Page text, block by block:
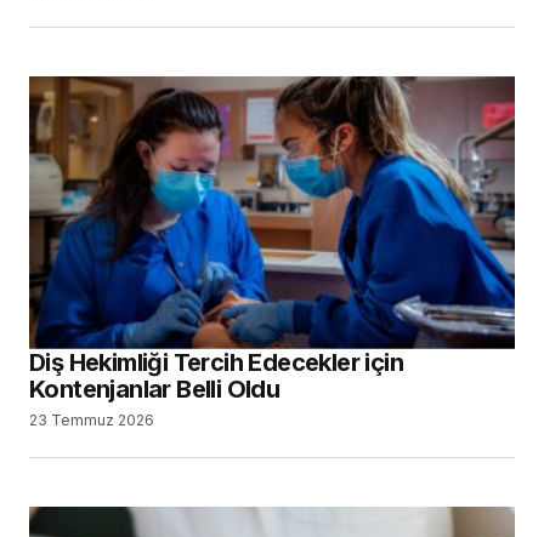
Diş Hekimliği Tercih Edecekler için
Kontenjanlar Belli Oldu
23 Temmuz 2026